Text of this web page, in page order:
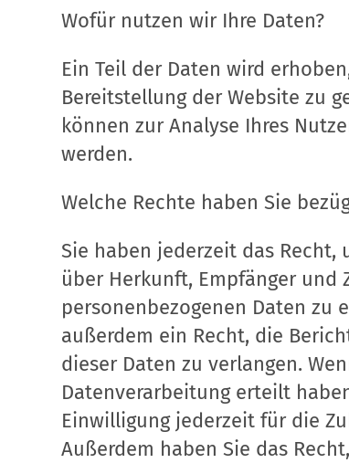
Wofür nutzen wir Ihre Daten?
Ein Teil der Daten wird
Bereitstellung der Website zu
können zur Analyse Ihres
werden.
Welche Rechte haben Sie
Sie haben jederzeit das
über Herkunft, Empfänger und
personenbezogenen Daten zu
außerdem ein Recht, die
dieser Daten zu verlangen.
Datenverarbeitung erteilt
Einwilligung jederzeit für die
Außerdem haben Sie das